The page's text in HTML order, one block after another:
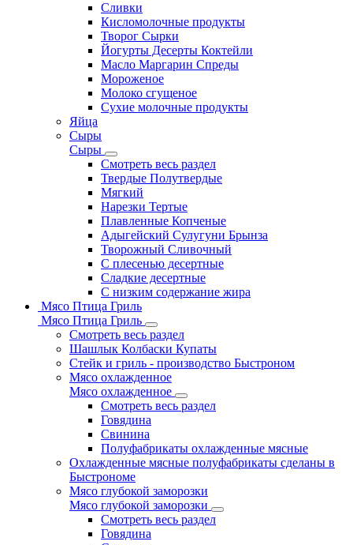
Сливки
Кисломолочные продукты
Творог Сырки
Йогурты Десерты Коктейли
Масло Маргарин Спреды
Мороженое
Молоко сгущеное
Сухие молочные продукты
Яйца
Сыры
Сыры
Смотреть весь раздел
Твердые Полутвердые
Мягкий
Нарезки Тертые
Плавленные Копченые
Адыгейский Сулугуни Брынза
Творожный Сливочный
С плесенью десертные
Сладкие десертные
С низким содержание жира
Мясо Птица Гриль
Мясо Птица Гриль
Смотреть весь раздел
Шашлык Колбаски Купаты
Стейк и гриль - производство Быстроном
Мясо охлажденное
Мясо охлажденное
Смотреть весь раздел
Говядина
Свинина
Полуфабрикаты охлажденные мясные
Охлажденные мясные полуфабрикаты сделаны в
Быстрономе
Мясо глубокой заморозки
Мясо глубокой заморозки
Смотреть весь раздел
Говядина